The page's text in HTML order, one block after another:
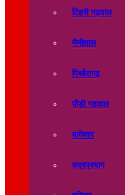
टिहरी गढ़वाल
नैनीताल
पिथौरागढ़
पौड़ी गढ़वाल
बागेश्वर
रुद्रप्रयाग